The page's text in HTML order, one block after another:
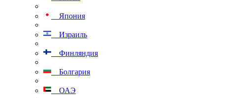
Япония
Израиль
Финляндия
Болгария
ОАЭ